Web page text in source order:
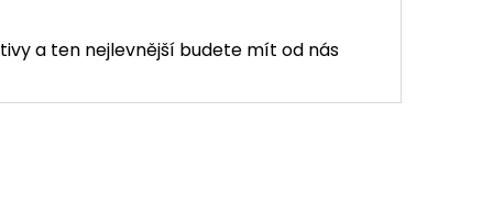
a ten nejlevnější budete mít od nás